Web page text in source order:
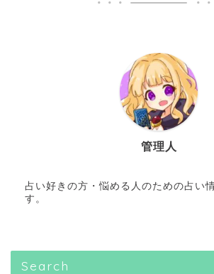
管理人
占い好きの方・悩める人のための占い
す。
Search